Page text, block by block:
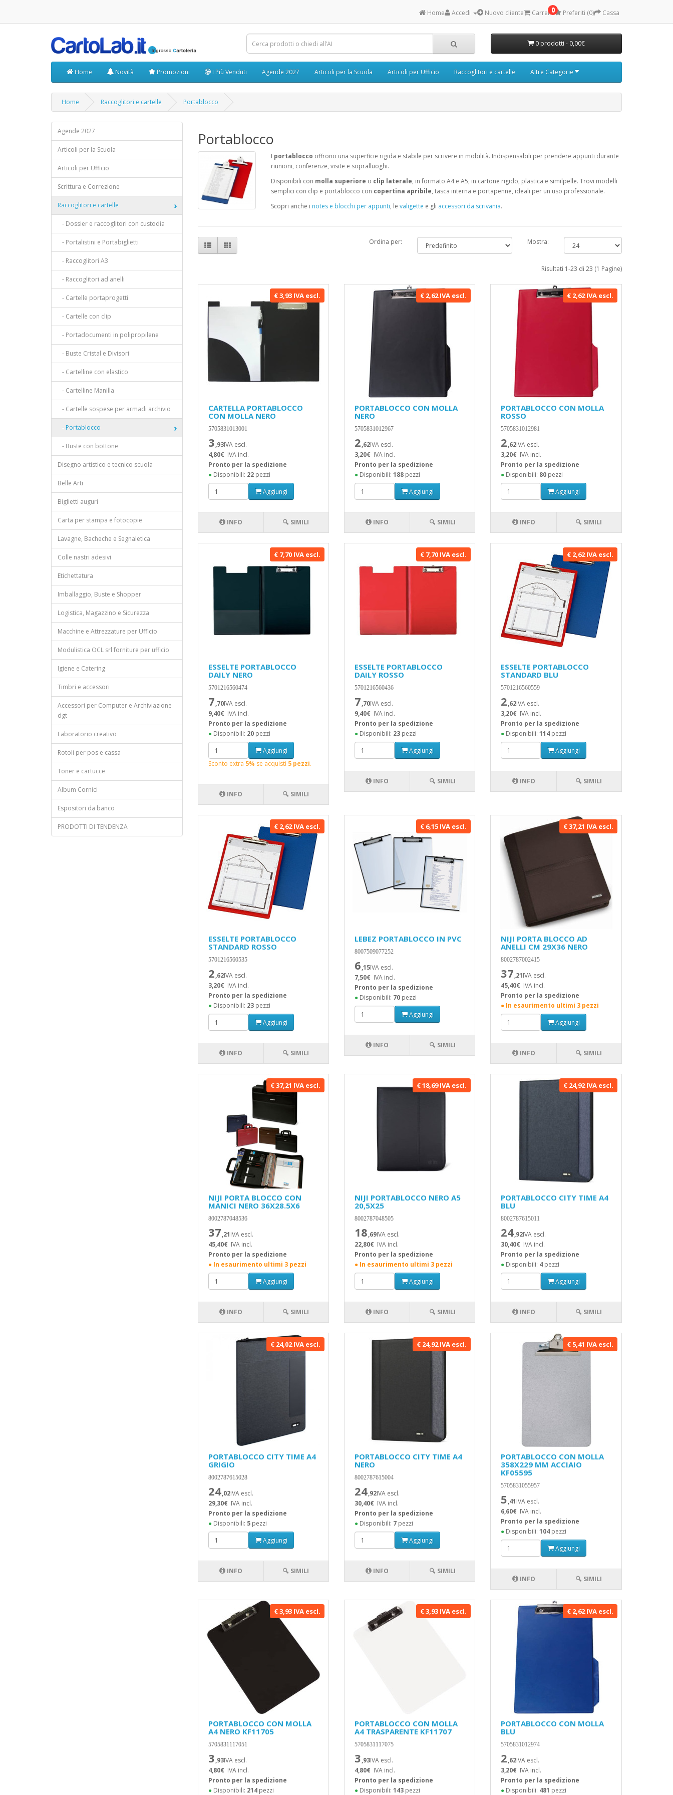
Home Accedi Nuovo cliente 0
Carrello Preferiti (0) Cassa
0 prodotti - 0,00€
Home Novità Promozioni I Più Venduti Agende 2027 Articoli per la Scuola Articoli per Ufficio Raccoglitori e cartelle Altre Categorie
Home Raccoglitori e cartelle Portablocco
Agende 2027
Articoli per la Scuola
Articoli per Ufficio
Scrittura e Correzione
Raccoglitori e cartelle
- Dossier e raccoglitori con custodia
- Portalistini e Portabiglietti
- Raccoglitori A3
- Raccoglitori ad anelli
- Cartelle portaprogetti
- Cartelle con clip
- Portadocumenti in polipropilene
- Buste Cristal e Divisori
- Cartelline con elastico
- Cartelline Manilla
- Cartelle sospese per armadi archivio
- Portablocco
- Buste con bottone
Disegno artistico e tecnico scuola
Belle Arti
Biglietti auguri
Carta per stampa e fotocopie
Lavagne, Bacheche e Segnaletica
Colle nastri adesivi
Etichettatura
Imballaggio, Buste e Shopper
Logistica, Magazzino e Sicurezza
Macchine e Attrezzature per Ufficio
Modulistica OCL srl forniture per ufficio
Igiene e Catering
Timbri e accessori
Accessori per Computer e Archiviazione
dgt
Laboratorio creativo
Rotoli per pos e cassa
Toner e cartucce
Album Cornici
Espositori da banco
PRODOTTI DI TENDENZA
Portablocco
I portablocco offrono una superficie rigida e stabile per scrivere in mobilità. Indispensabili per prendere appunti durante
riunioni, conferenze, visite e sopralluoghi.
Disponibili con molla superiore o clip laterale, in formato A4 e A5, in cartone rigido, plastica e similpelle. Trovi modelli
semplici con clip e portablocco con copertina apribile, tasca interna e portapenne, ideali per un uso professionale.
Scopri anche i notes e blocchi per appunti, le valigette e gli accessori da scrivania.
Ordina per: Mostra:
Risultati 1-23 di 23 (1 Pagine)
€ 3,93 IVA escl.
CARTELLA PORTABLOCCO
CON MOLLA NERO
5705831013001
3,93IVA escl.
4,80€ IVA incl.
Pronto per la spedizione
●Disponibili: 22pezzi
Aggiungi
INFO 🔍 SIMILI
€ 2,62 IVA escl.
PORTABLOCCO CON MOLLA
NERO
5705831012967
2,62IVA escl.
3,20€ IVA incl.
Pronto per la spedizione
●Disponibili: 188pezzi
Aggiungi
INFO 🔍 SIMILI
€ 2,62 IVA escl.
PORTABLOCCO CON MOLLA
ROSSO
5705831012981
2,62IVA escl.
3,20€ IVA incl.
Pronto per la spedizione
● Disponibili: 80 pezzi
Aggiungi
INFO 🔍 SIMILI
€ 7,70 IVA escl.
ESSELTE PORTABLOCCO
DAILY NERO
5701216560474
7,70IVA escl.
9,40€ IVA incl.
Pronto per la spedizione
●Disponibili: 20pezzi
Aggiungi
Sconto extra 5% se acquisti 5 pezzi.
INFO 🔍 SIMILI
€ 7,70 IVA escl.
ESSELTE PORTABLOCCO
DAILY ROSSO
5701216560436
7,70IVA escl.
9,40€ IVA incl.
Pronto per la spedizione
●Disponibili: 23pezzi
Aggiungi
INFO 🔍 SIMILI
€ 2,62 IVA escl.
ESSELTE PORTABLOCCO
STANDARD BLU
5701216560559
2,62IVA escl.
3,20€ IVA incl.
Pronto per la spedizione
● Disponibili:114 pezzi
Aggiungi
INFO 🔍 SIMILI
€ 2,62 IVA escl.
ESSELTE PORTABLOCCO
STANDARD ROSSO
5701216560535
2,62IVA escl.
3,20€ IVA incl.
Pronto per la spedizione
●Disponibili: 23pezzi
Aggiungi
INFO 🔍 SIMILI
€ 6,15 IVA escl.
LEBEZ PORTABLOCCO IN PVC
8007509077252
6,15IVA escl.
7,50€ IVA incl.
Pronto per la spedizione
●Disponibili: 70pezzi
Aggiungi
INFO 🔍 SIMILI
€ 37,21 IVA escl.
NIJI PORTA BLOCCO AD
ANELLI CM 29X36 NERO
8002787002415
37,21IVA escl.
45,40€ IVA incl.
Pronto per la spedizione
● In esaurimento ultimi 3 pezzi
Aggiungi
INFO 🔍 SIMILI
€ 37,21 IVA escl.
NIJI PORTA BLOCCO CON
MANICI NERO 36X28.5X6
8002787048536
37,21IVA escl.
45,40€ IVA incl.
Pronto per la spedizione
● In esaurimento ultimi 3 pezzi
Aggiungi
INFO 🔍 SIMILI
€ 18,69 IVA escl.
NIJI PORTABLOCCO NERO A5
20,5X25
8002787048505
18,69IVA escl.
22,80€ IVA incl.
Pronto per la spedizione
● In esaurimento ultimi 3 pezzi
Aggiungi
INFO 🔍 SIMILI
€ 24,92 IVA escl.
PORTABLOCCO CITY TIME A4
BLU
8002787615011
24,92IVA escl.
30,40€ IVA incl.
Pronto per la spedizione
● Disponibili: 4 pezzi
Aggiungi
INFO 🔍 SIMILI
€ 24,02 IVA escl.
PORTABLOCCO CITY TIME A4
GRIGIO
8002787615028
24,02IVA escl.
29,30€ IVA incl.
Pronto per la spedizione
●Disponibili: 5pezzi
Aggiungi
INFO 🔍 SIMILI
€ 24,92 IVA escl.
PORTABLOCCO CITY TIME A4
NERO
8002787615004
24,92IVA escl.
30,40€ IVA incl.
Pronto per la spedizione
●Disponibili: 7pezzi
Aggiungi
INFO 🔍 SIMILI
€ 5,41 IVA escl.
PORTABLOCCO CON MOLLA
358X229 MM ACCIAIO
KF05595
5705831055957
5,41IVA escl.
6,60€ IVA incl.
Pronto per la spedizione
● Disponibili:104 pezzi
Aggiungi
INFO 🔍 SIMILI
€ 3,93 IVA escl.
PORTABLOCCO CON MOLLA
A4 NERO KF11705
5705831117051
3,93IVA escl.
4,80€ IVA incl.
Pronto per la spedizione
●Disponibili: 214pezzi
€ 3,93 IVA escl.
PORTABLOCCO CON MOLLA
A4 TRASPARENTE KF11707
5705831117075
3,93IVA escl.
4,80€ IVA incl.
Pronto per la spedizione
●Disponibili: 143pezzi
€ 2,62 IVA escl.
PORTABLOCCO CON MOLLA
BLU
5705831012974
2,62IVA escl.
3,20€ IVA incl.
Pronto per la spedizione
● Disponibili: 481 pezzi